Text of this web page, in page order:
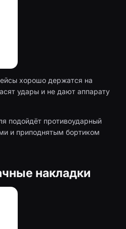
хорошо держатся на
удары и не дают аппарату
подойдёт противоударный
и приподнятым бортиком
накладки